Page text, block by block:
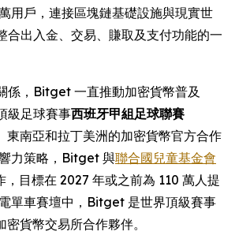
用戶，連接區塊鏈基礎設施與現實世
合出入金、交易、賺取及支付功能的一
係，Bitget 一直推動加密貨幣普及
級足球賽事西班牙甲組足球聯賽
東南亞和拉丁美洲的加密貨幣官方合作
力策略，Bitget 與聯合國兒童基金會
，目標在 2027 年或之前為 110 萬人提
單車賽壇中，Bitget 是世界頂級賽事
密貨幣交易所合作夥伴。